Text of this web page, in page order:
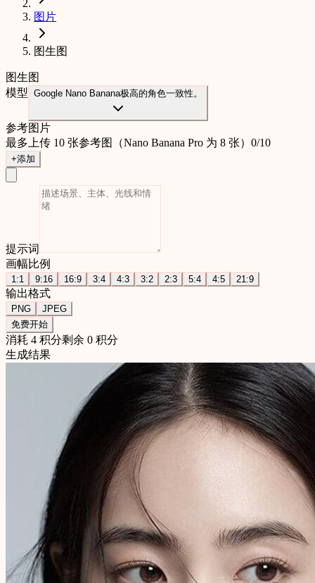
图片
图生图
图生图
模型 Google Nano Banana极高的角色一致性。
参考图片
最多上传 10 张参考图（Nano Banana Pro 为 8 张） 0/10
+添加
提示词
画幅比例
1:1 9:16 16:9 3:4 4:3 3:2 2:3 5:4 4:5 21:9
输出格式
PNG
JPEG
免费开始
消耗 4 积分剩余 0 积分
生成结果